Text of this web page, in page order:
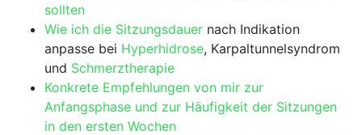
sollten
Wie ich die Sitzungsdauer nach Indikation
‍anpasse bei Hyperhidrose, Karpaltunnelsyndrom
und Schmerztherapie
Konkrete Empfehlungen​ von mir zur‌
Anfangsphase und zur ⁤Häufigkeit der⁣ Sitzungen
in‌ den‌ ersten ‌Wochen